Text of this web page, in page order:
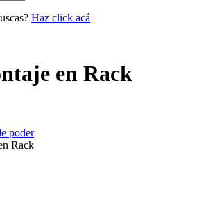
Haz click acá
en Rack
poder
Rack